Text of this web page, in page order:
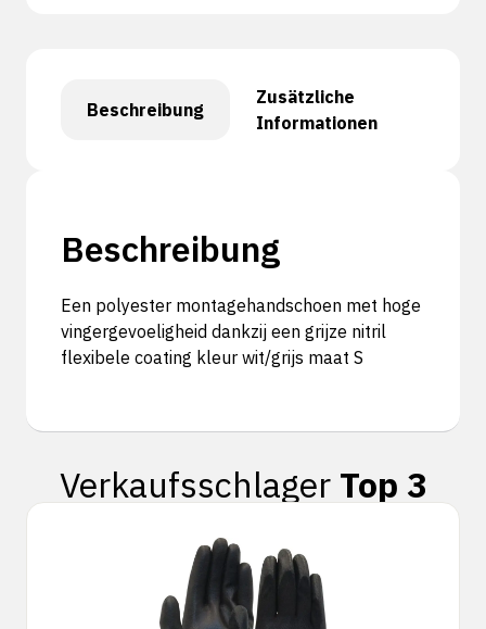
Beschreibung
Zusätzliche
Informationen
Beschreibung
Een polyester montagehandschoen met hoge
vingergevoeligheid dankzij een grijze nitril
flexibele coating kleur wit/grijs maat S
Verkaufsschlager Top 3